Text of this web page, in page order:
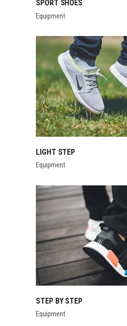
SPORT SHOES
Equipment
LIGHT STEP
Equipment
STEP BY STEP
Equipment